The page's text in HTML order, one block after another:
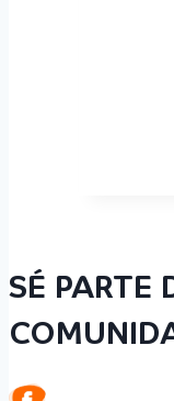
SÉ PARTE